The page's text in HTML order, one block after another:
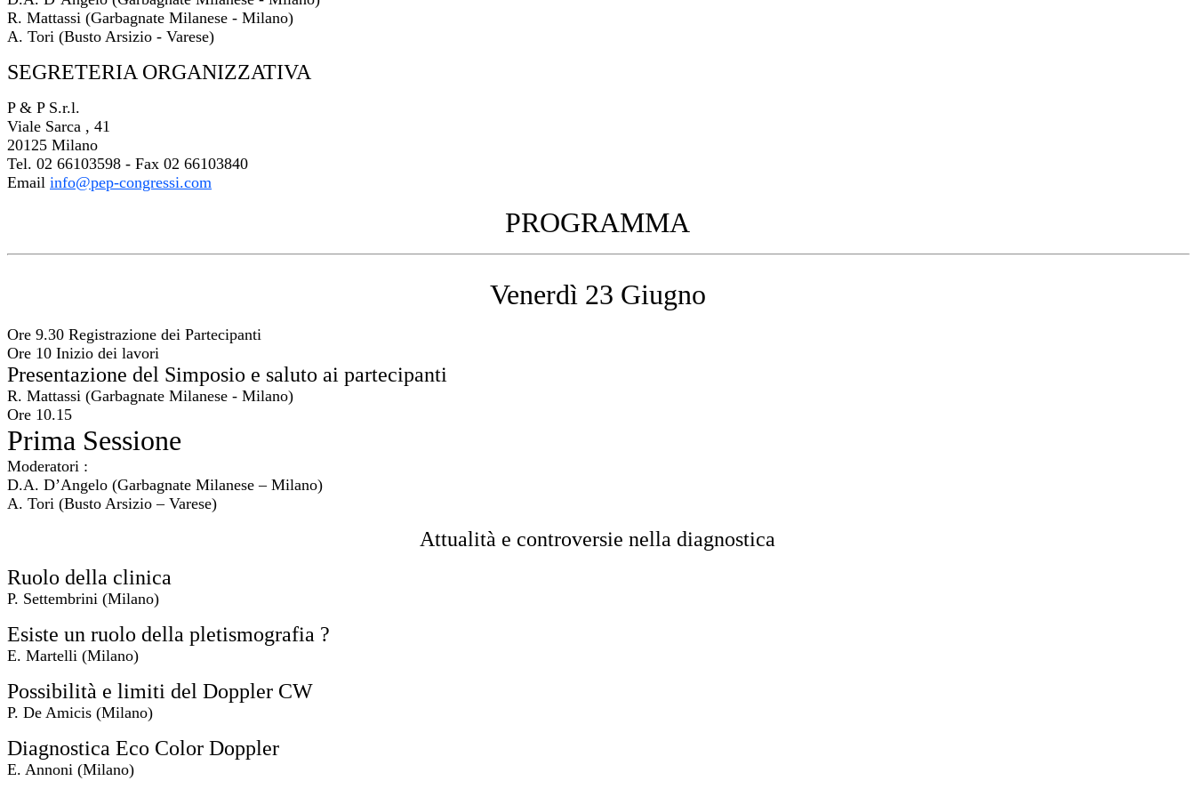
R. Mattassi (Garbagnate Milanese - Milano)
A. Tori (Busto Arsizio - Varese)
SEGRETERIA ORGANIZZATIVA
P & P S.r.l.
Viale Sarca , 41
20125 Milano
Tel. 02 66103598 - Fax 02 66103840
Email info@pep-congressi.com
PROGRAMMA
Venerdì 23 Giugno
Ore 9.30 Registrazione dei Partecipanti
Ore 10 Inizio dei lavori
Presentazione del Simposio e saluto ai partecipanti
R. Mattassi (Garbagnate Milanese - Milano)
Ore 10.15
Prima Sessione
Moderatori :
D.A. D’Angelo (Garbagnate Milanese – Milano)
A. Tori (Busto Arsizio – Varese)
Attualità e controversie nella diagnostica
Ruolo della clinica
P. Settembrini (Milano)
Esiste un ruolo della pletismografia ?
E. Martelli (Milano)
Possibilità e limiti del Doppler CW
P. De Amicis (Milano)
Diagnostica Eco Color Doppler
E. Annoni (Milano)